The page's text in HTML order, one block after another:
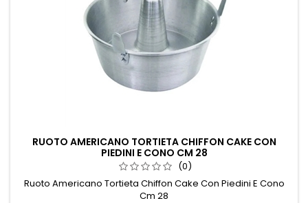
RUOTO AMERICANO TORTIETA CHIFFON CAKE CON
PIEDINI E CONO CM 28
(0)
Ruoto Americano Tortieta Chiffon Cake Con Piedini E Cono
Cm 28